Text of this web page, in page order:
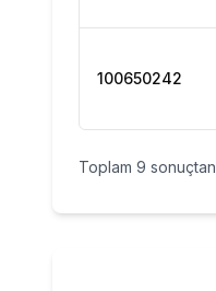
100650242
Toplam 9 sonuçtan